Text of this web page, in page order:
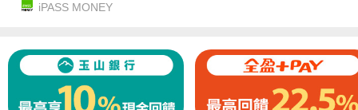
iPASS MONEY